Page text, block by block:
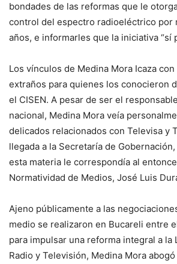
bondades de las reformas que le
control del espectro radioeléctrico por
años, e informarles que la iniciativa “sí
Los vínculos de Medina Mora Icaza
extraños para quienes los conocieron
el CISEN. A pesar de ser el
nacional, Medina Mora veía
delicados relacionados con Televisa y
llegada a la Secretaría de
esta materia le correspondía al
Normatividad de Medios, José Luis
Ajeno públicamente a las
medio se realizaron en Bucareli entre
para impulsar una reforma integral a la
Radio y Televisión, Medina Mora